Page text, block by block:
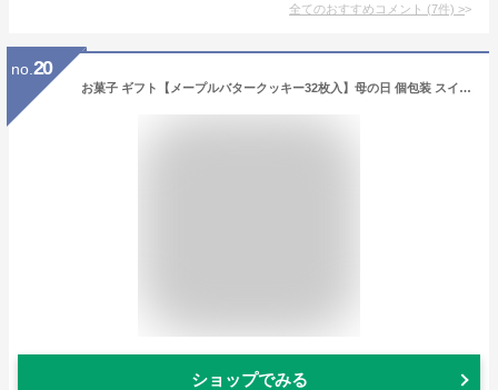
全てのおすすめコメント (7件) >
no. 20
お菓子 ギフト【メープルバタークッキー32枚入】母の日 個包装 スイーツ ギフト クッキー プレゼント 焼き菓子 洋菓子 内祝い お祝い 出産祝い 結婚内祝い お礼 可愛い おしゃれ 退職 ザ・メープルマニア
ショップでみる